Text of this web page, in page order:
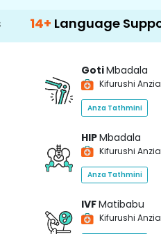
Language Support
GotiMbadala
Kifurushi Anzia
Anza Tathmini
HIPMbadala
Kifurushi Anzia
Anza Tathmini
IVFMatibabu
Kifurushi Anzia